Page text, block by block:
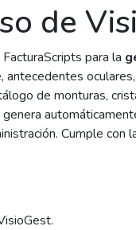
de
para la
antecedentes
de monturas,
Cumple con